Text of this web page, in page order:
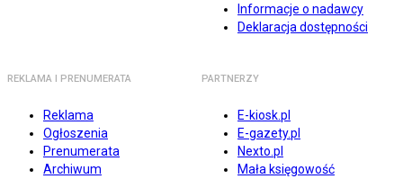
Informacje o nadawcy
Deklaracja dostępności
REKLAMA I PRENUMERATA
Reklama
Ogłoszenia
Prenumerata
Archiwum
PARTNERZY
E-kiosk.pl
E-gazety.pl
Nexto.pl
Mała księgowość